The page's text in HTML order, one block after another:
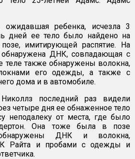
ожидавшая ребенка, исчезла 3
дней ее тело было найдено на
имитирующей распятие. На
ДНК, совпадающая с
теле также обнаружены волокна,
его одежды, а также с
дома и в автомобиле.
последний раз видели
четыре дня ее обнаженное тело
неподалеку от места, где было
Она тоже была в позе
ДНК и волокна,
Райта и пробами с одежды и